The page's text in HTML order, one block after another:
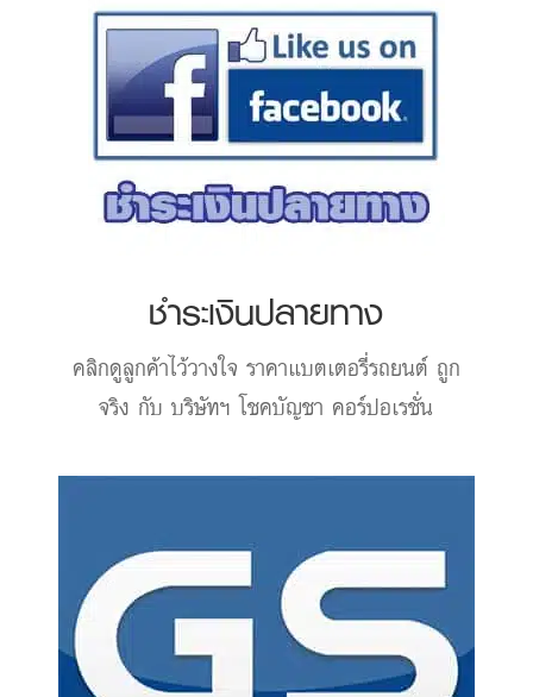
ชำระเงินปลายทาง
คลิกดูลูกค้าไว้วางใจ ราคาแบตเตอรี่รถยนต์ถูก
จริง กับ บริษัทฯ โชคบัญชา คอร์ปอเรชั่น